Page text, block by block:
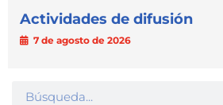
Actividades de difusión
7 de agosto de 2026